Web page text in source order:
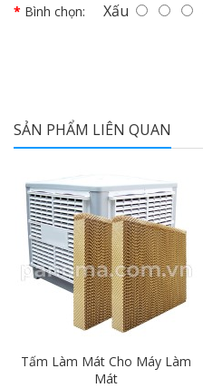
Bình chọn: Xấu
SẢN PHẨM LIÊN QUAN
Tấm Làm Mát Cho Máy Làm
Mát